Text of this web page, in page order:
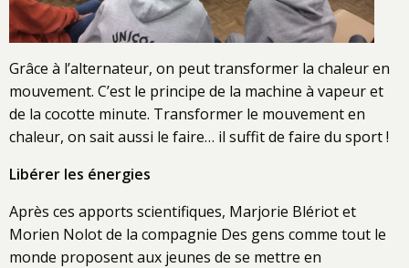
Grâce à l’alternateur, on peut transformer la chaleur en
mouvement. C’est le principe de la machine à vapeur et
de la cocotte minute. Transformer le mouvement en
chaleur, on sait aussi le faire… il suffit de faire du sport !
Libérer les énergies
Après ces apports scientifiques, Marjorie Blériot et
Morien Nolot de la compagnie Des gens comme tout le
monde proposent aux jeunes de se mettre en